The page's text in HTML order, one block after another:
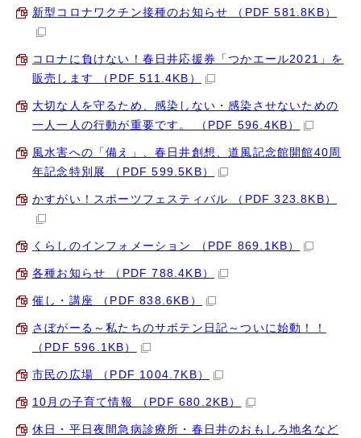
新型コロナワクチン接種のお知らせ （PDF 581.8KB）
コロナに負けない！春日井応援券「つかエール2021」を
販売します （PDF 511.4KB）
大切な人を守るため、感染しない・感染させないための
一人一人の行動が重要です。 （PDF 596.4KB）
風水害への「備え」、春日井創想、道風記念館開館40周
年記念特別展 （PDF 599.5KB）
かすがい！スポーツフェスティバル （PDF 323.8KB）
くらしのインフォメーション （PDF 869.1KB）
各種お知らせ （PDF 788.4KB）
催し・講座 （PDF 838.6KB）
さぼがーる～私たちのサボテン日記～ついに始動！！
（PDF 596.1KB）
市民の広場 （PDF 1004.7KB）
10月の子育て情報 （PDF 680.2KB）
休日・平日夜間急病診療所・春日井のおもしろ地名など